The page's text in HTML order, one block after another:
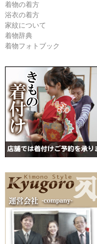
着物の着方
浴衣の着方
家紋について
着物辞典
着物フォトブック